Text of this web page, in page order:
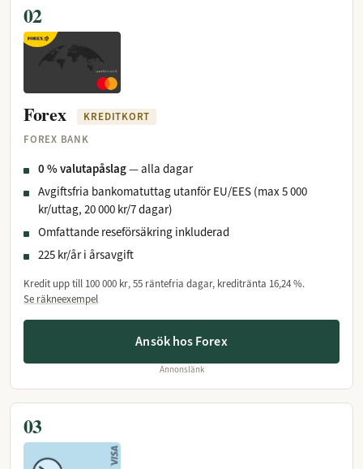
02
Forex
KREDITKORT
FOREX BANK
0 % valutapåslag— alla dagar
Avgiftsfria bankomatuttag utanför EU/EES (max 5 000
kr/uttag, 20 000 kr/7 dagar)
Omfattande reseförsäkring inkluderad
225 kr/år i årsavgift
Kredit upp till 100 000 kr, 55 räntefria dagar, kreditränta 16,24 %.
Se räkneexempel
Ansök hos Forex
Annonslänk
03